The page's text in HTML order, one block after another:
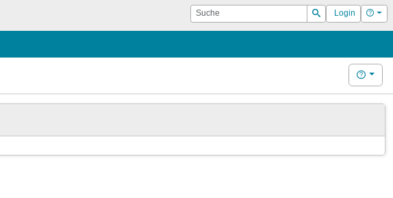
Suche
Suchen
Login Hilfe
Hilfe